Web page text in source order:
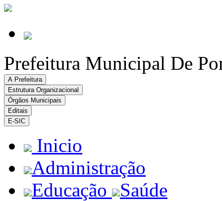
Prefeitura Municipal De
A Prefeitura
Estrutura Organizacional
Órgãos Municipais
Editais
E-SIC
Inicio
Administração
Educação
Saúde